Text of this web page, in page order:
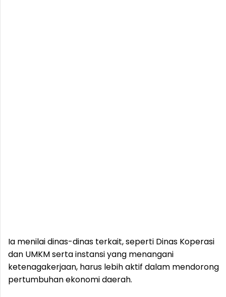
Ia menilai dinas-dinas terkait, seperti Dinas Koperasi
dan UMKM serta instansi yang menangani
ketenagakerjaan, harus lebih aktif dalam mendorong
pertumbuhan ekonomi daerah.